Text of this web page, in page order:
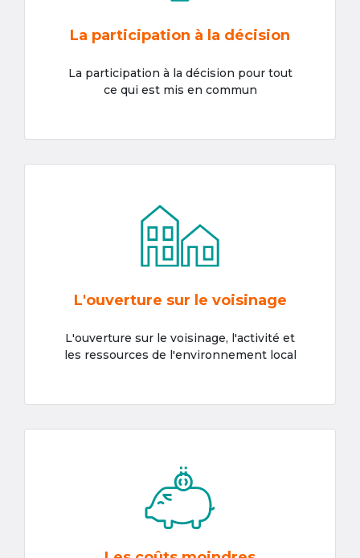
La participation à la décision
La participation à la décision pour tout
ce qui est mis en commun
L'ouverture sur le voisinage
L'ouverture sur le voisinage, l'activité et
les ressources de l'environnement local